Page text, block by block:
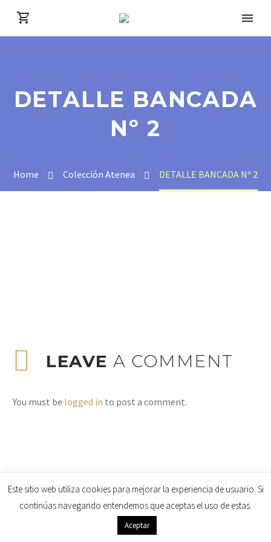
DETALLE BANCADA
Nº 2
Home Colección Atenea DETALLE BANCADA Nº 2
LEAVE A COMMENT
You must be logged in to post a comment.
Este sitio web utiliza cookies para mejorar la experiencia de usuario. Si
continúas navegando entendemos que aceptas el uso de estas.
Aceptar